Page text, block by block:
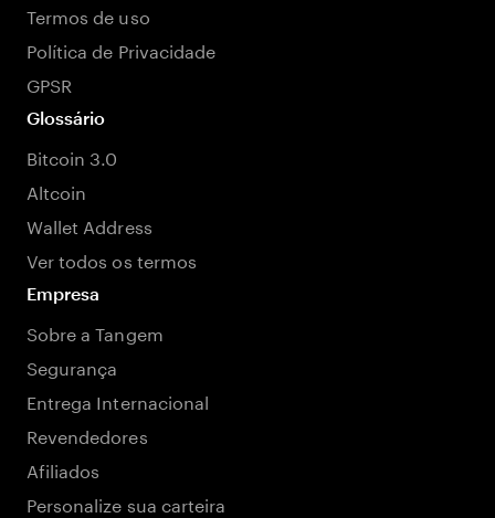
Termos de uso
Política de Privacidade
GPSR
Glossário
Bitcoin 3.0
Altcoin
Wallet Address
Ver todos os termos
Empresa
Sobre a Tangem
Segurança
Entrega Internacional
Revendedores
Afiliados
Personalize sua carteira